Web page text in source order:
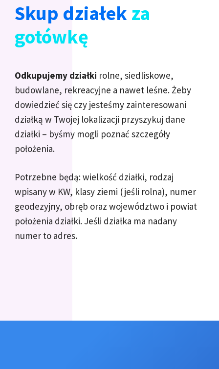
Skup działek za
gotówkę
Odkupujemy działki rolne, siedliskowe,
budowlane, rekreacyjne a nawet leśne. Żeby
dowiedzieć się czy jesteśmy zainteresowani
działką w Twojej lokalizacji przyszykuj dane
działki – byśmy mogli poznać szczegóły
położenia.
Potrzebne będą: wielkość działki, rodzaj
wpisany w KW, klasy ziemi (jeśli rolna), numer
geodezyjny, obręb oraz województwo i powiat
położenia działki. Jeśli działka ma nadany
numer to adres.